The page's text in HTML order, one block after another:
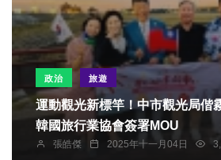
政治 旅遊
運動觀光新標竿！中市觀光局偕
韓國旅行業協會簽署MOU
張皓傑 2025年十一月04日